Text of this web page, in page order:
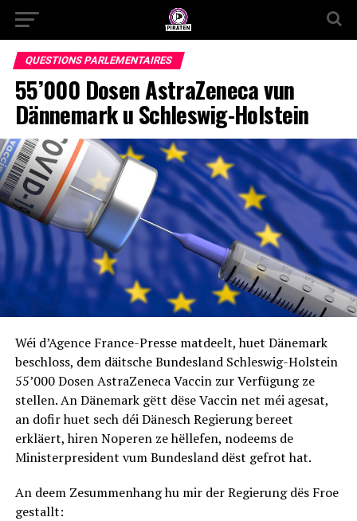
QUESTIONS PARLEMENTAIRES
55’000 Dosen AstraZeneca vun
Dännemark u Schleswig-Holstein
Wéi d’Agence France-Presse matdeelt, huet Dänemark
beschloss, dem däitsche Bundesland Schleswig-Holstein
55’000 Dosen AstraZeneca Vaccin zur Verfügung ze
stellen. An Dänemark gëtt dëse Vaccin net méi agesat,
an dofir huet sech déi Dänesch Regierung bereet
erkläert, hiren Noperen ze hëllefen, nodeems de
Ministerpresident vum Bundesland dëst gefrot hat.
An deem Zesummenhang hu mir der Regierung dës Froe
gestallt: